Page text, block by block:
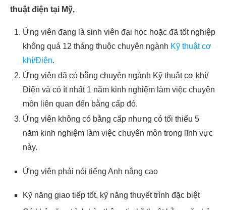
thuật điện tại Mỹ,
Ứng viên đang là sinh viên đại học hoặc đã tốt nghiệp
không quá 12 tháng thuộc chuyên ngành Kỹ thuật cơ
khí/Điện.
Ứng viên đã có bằng chuyên ngành Kỹ thuật cơ khí/
Điện và có ít nhất 1 năm kinh nghiệm làm việc chuyên
môn liên quan đến bằng cấp đó.
Ứng viên không có bằng cấp nhưng có tối thiểu 5
năm kinh nghiệm làm việc chuyên môn trong lĩnh vực
này.
Ứng viên phải nói tiếng Anh nâng cao
Kỹ năng giao tiếp tốt, kỹ năng thuyết trình đặc biệt